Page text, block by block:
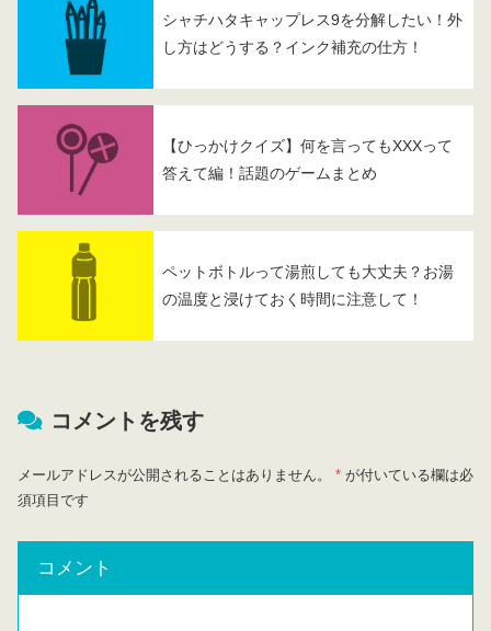
シャチハタキャップレス9を分解したい！外
し方はどうする？インク補充の仕方！
【ひっかけクイズ】何を言ってもXXXって
答えて編！話題のゲームまとめ
ペットボトルって湯煎しても大丈夫？お湯
の温度と浸けておく時間に注意して！
コメントを残す
メールアドレスが公開されることはありません。 * が付いている欄は必
須項目です
コメント